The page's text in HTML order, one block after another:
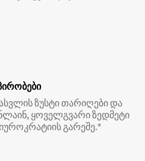
ზუსტი თარიღები და
ყოველგვარი ზედმეტი
გარეშე.*